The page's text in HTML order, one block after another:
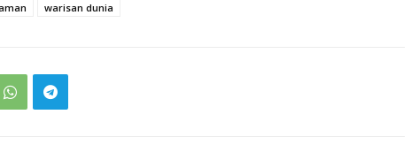
warisan dunia